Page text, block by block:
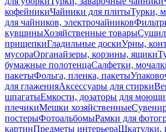
кофейникиЧайники для плитыТурки,
для чайников, электрочайников
кувшиныХозяйственные товары
прищепкиГладильные доскиУрны,
мусораОрганайзеры, корзины, ящики
бумажные полотенцаСалфетки,
пакетыФольга, пленка, пакеты
для глаженияАксессуары для стирки
шпагатыЕмкости, дозаторы для
плечикиМешки хозяйственные
постерыФотоальбомыРамки для
картинПредметы интерьераШкатулки,